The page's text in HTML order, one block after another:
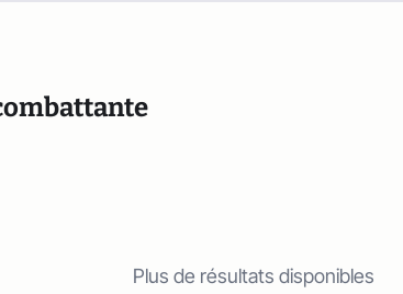
Plus de résultats disponibles